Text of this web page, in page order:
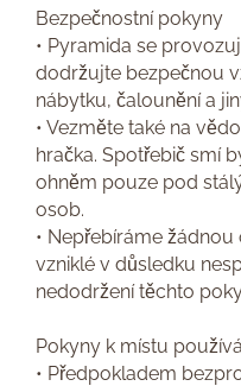
Bezpečnostní pokyny
• Pyramida se
dodržujte bezpečnou
nábytku, čalounění a
• Vezměte také na
hračka. Spotřebič smí
ohněm pouze pod
osob.
• Nepřebíráme
vzniklé v důsledku
nedodržení těchto
Pokyny k místu
• Předpokladem